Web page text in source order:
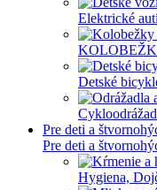
Elektrické
Detské
Pre deti a
Pre deti a
Hygiena,